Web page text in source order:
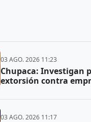
03 AGO. 2026 11:23
Chupaca: Investigan
extorsión contra
03 AGO. 2026 11:17